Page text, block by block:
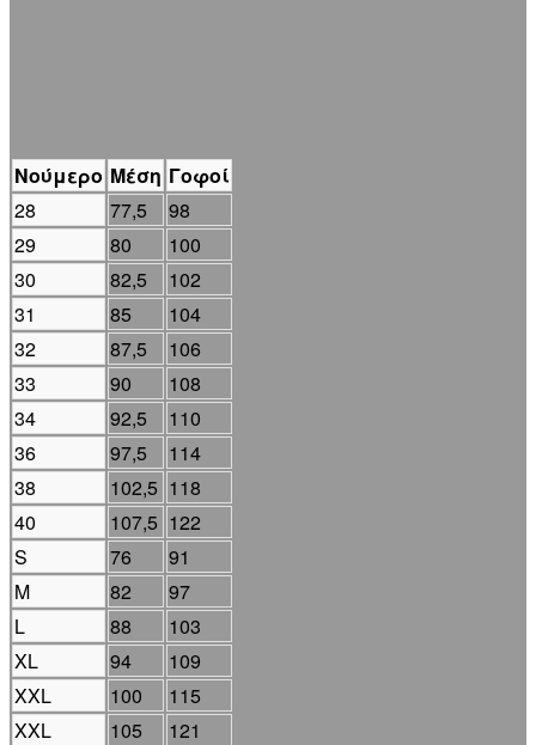
Νούμερο Μέση Γοφοί
28
77,5
98
29
80
100
30
82,5
102
31
85
104
32
87,5
106
33
90
108
34
92,5
110
36
97,5
114
38
102,5 118
40
107,5 122
S
76
91
M
82
97
L
88
103
XL
94
109
XXL
100
115
XXL
105
121